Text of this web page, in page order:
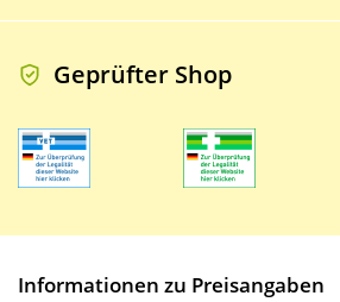
Geprüfter Shop
Informationen zu Preisangaben